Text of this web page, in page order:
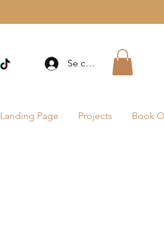
Se connecter
Landing Page Projects Book